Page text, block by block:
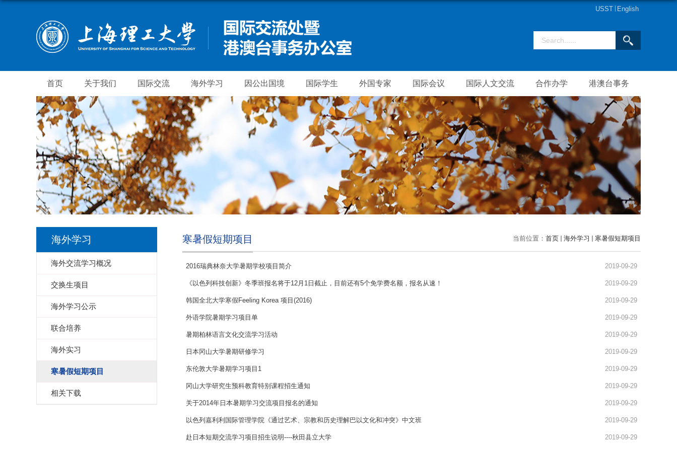
USST English
首页 关于我们 国际交流 海外学习 因公出国境 国际学生 外国专家 国际会议 国际人文交流 合作办学 港澳台事务
海外学习
海外交流学习概况
交换生项目
海外学习公示
联合培养
海外实习
寒暑假短期项目
相关下载
当前位置： 首页 海外学习 寒暑假短期项目
寒暑假短期项目
2016瑞典林奈大学暑期学校项目简介 2019-09-29
《以色列科技创新》冬季班报名将于12月1日截止，目前还有5个免学费名额，报名从速！ 2019-09-29
韩国全北大学寒假Feeling Korea 项目(2016) 2019-09-29
外语学院暑期学习项目单 2019-09-29
暑期柏林语言文化交流学习活动 2019-09-29
日本冈山大学暑期研修学习 2019-09-29
东伦敦大学暑期学习项目1 2019-09-29
冈山大学研究生预科教育特别课程招生通知 2019-09-29
关于2014年日本暑期学习交流项目报名的通知 2019-09-29
以色列嘉利利国际管理学院《通过艺术、宗教和历史理解巴以文化和冲突》中文班 2019-09-29
赴日本短期交流学习项目招生说明----秋田县立大学 2019-09-29